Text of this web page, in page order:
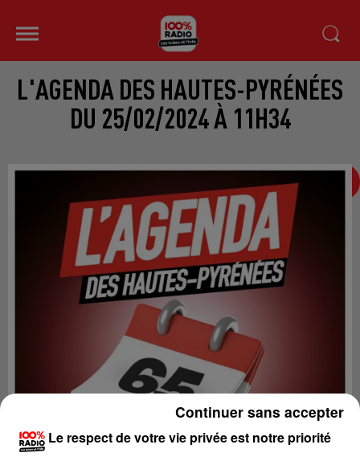
L'AGENDA DES HAUTES-PYRÉNÉES
DU 25/02/2024 À 11H34
Le respect de votre vie privée est notre priorité
Continuer sans accepter